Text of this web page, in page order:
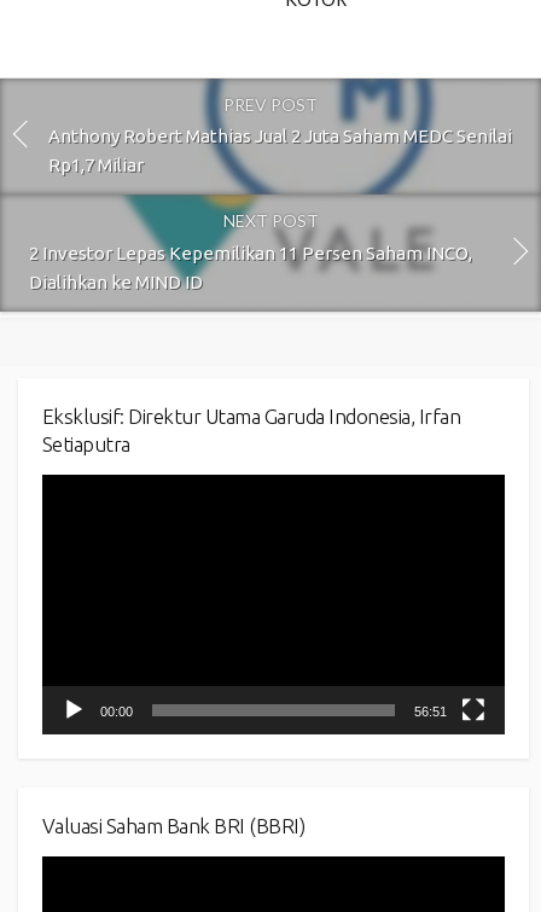
PREV POST
Anthony Robert Mathias Jual 2 Juta Saham MEDC Senilai
Rp1,7 Miliar
NEXT POST
2 Investor Lepas Kepemilikan 11 Persen Saham INCO,
Dialihkan ke MIND ID
Eksklusif: Direktur Utama Garuda Indonesia, Irfan
Setiaputra
00:00 56:51
Valuasi Saham Bank BRI (BBRI)